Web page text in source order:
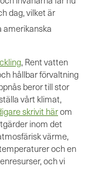
dag, vilket är
amerikanska
, Rent vatten
hållbar förvaltning
beror till stor
vårt klimat,
skrivit härom
inom det
värme,
och en
och vi